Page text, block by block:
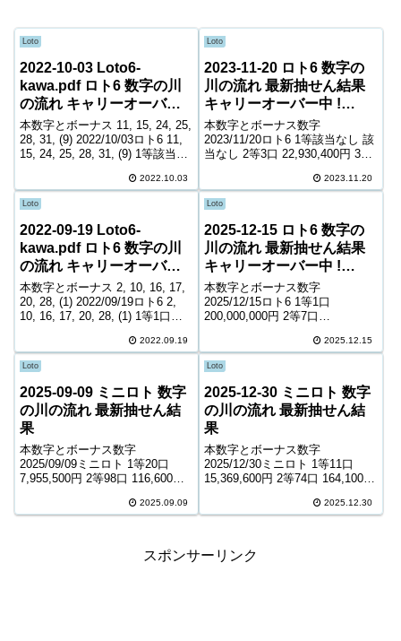
Loto
2022-10-03 Loto6-
kawa.pdf ロト6 数字の川
の流れ キャリーオーバー
中! 225,468,042円
本数字とボーナス 11, 15, 24, 25,
28, 31, (9) 2022/10/03ロト6 11,
15, 24, 25, 28, 31, (9) 1等該当な
2022.10.03
Loto
2023-11-20 ロト6 数字の
川の流れ 最新抽せん結果
キャリーオーバー中 !
251,687,935円
本数字とボーナス数字
2023/11/20ロト6 1等該当なし 該
当なし 2等3口 22,930,400円 3等
6,200円 5等195,059口 1,000円
キャリーオーバー 251,68...
2023.11.20
Loto
2022-09-19 Loto6-
kawa.pdf ロト6 数字の川
の流れ キャリーオーバー
中! 7,084,941円
本数字とボーナス 2, 10, 16, 17,
20, 28, (1) 2022/09/19ロト6 2,
10, 16, 17, 20, 28, (1) 1等1口
6,212,700円 3等257口 2...2022.09.19
Loto
2025-12-15 ロト6 数字の
川の流れ 最新抽せん結果
キャリーオーバー中 !
43,279,462円
本数字とボーナス数字
2025/12/15ロト6 1等1口
200,000,000円 2等7口
円 4等8,955口 9,300円 5等
147,543口 1,000円 キャリーオー
バー 4...
2025.12.15
Loto
2025-09-09 ミニロト 数字
の川の流れ 最新抽せん結
果
本数字とボーナス数字
2025/09/09ミニロト 1等20口
7,955,500円 2等98口 116,600円
900円 ＊抽せんの結果は最終的
2025.09.09
Loto
2025-12-30 ミニロト 数字
の川の流れ 最新抽せん結
果
本数字とボーナス数字
2025/12/30ミニロト 1等11口
15,369,600円 2等74口 164,100円
口 1,000円 ＊抽せんの結果は最
2025.12.30
スポンサーリンク